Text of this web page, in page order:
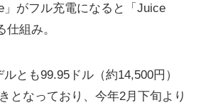
」がフル充電になると「Juice
組み。
とも99.95ドル（約14,500円）
となっており、今年2月下旬より